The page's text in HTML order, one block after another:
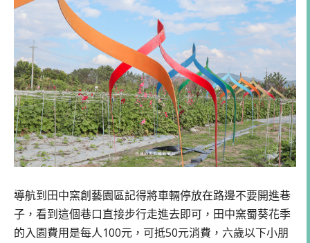
導航到田中窯創藝園區記得將車輛停放在路邊不要開進巷
子，看到這個巷口直接步行走進去即可，田中窯蜀葵花季
的入園費用是每人100元，可抵50元消費，六歲以下小朋